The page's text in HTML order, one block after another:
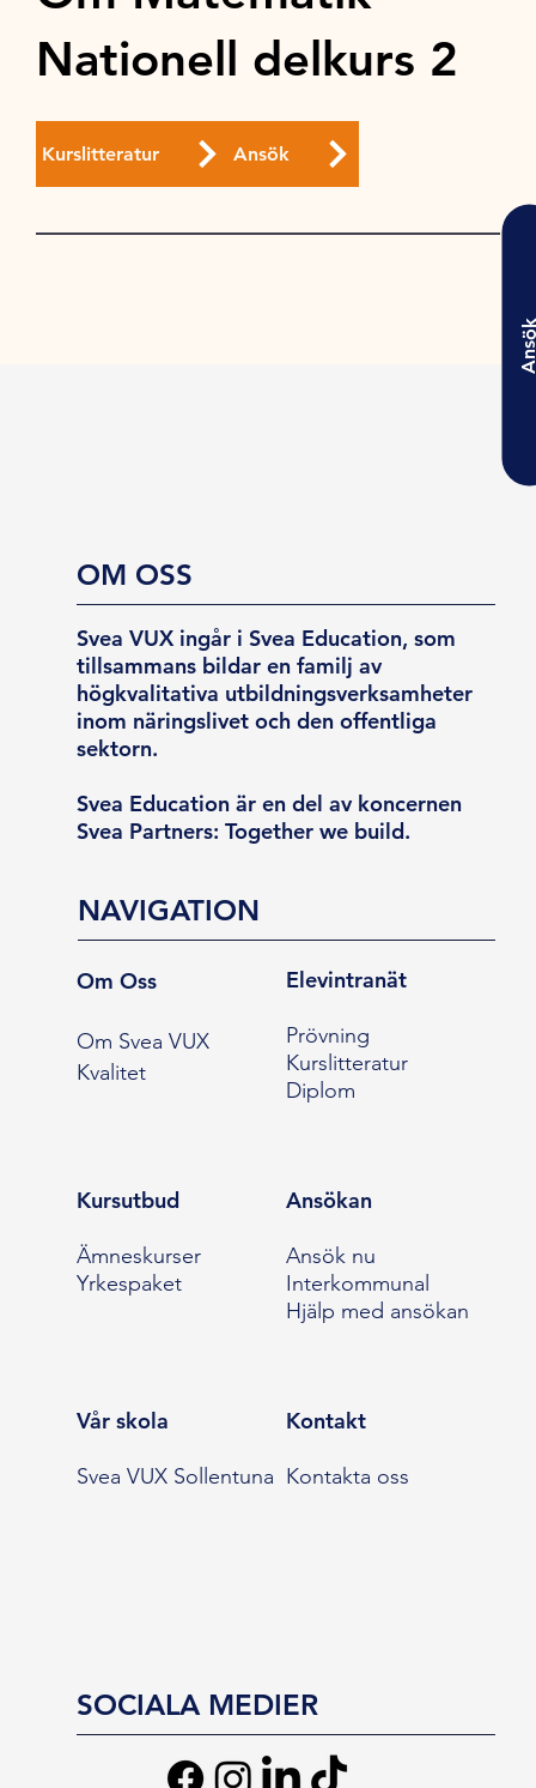
Nationell delkurs 2
Kurslitteratur Ansök
OM OSS
Svea VUX ingår i Svea Education, som
tillsammans bildar en familj av
högkvalitativa utbildningsverksamheter
inom näringslivet och den offentliga
sektorn.
Svea Education är en del av koncernen
Svea Partners: Together we build.
NAVIGATION
Om Oss
Om Svea VUX
Kvalitet
Elevintranät
Prövning
Kurslitteratur
Diplom
Kursutbud
Ämneskurser
Yrkespaket
Ansökan
Ansök nu
Interkommunal
Hjälp med ansökan
Vår skola
Svea VUX Sollentuna
Kontakt
Kontakta oss
SOCIALA MEDIER